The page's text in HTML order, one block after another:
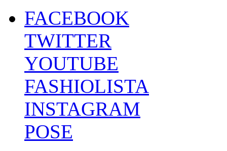
FACEBOOK
TWITTER
YOUTUBE
FASHIOLISTA
INSTAGRAM
POSE